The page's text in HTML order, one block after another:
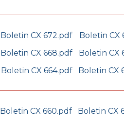
Boletin CX 672.pdf
Boletin CX
Boletin CX 668.pdf
Boletin CX
Boletin CX 664.pdf Boletin CX
Boletin CX 660.pdf
Boletin CX